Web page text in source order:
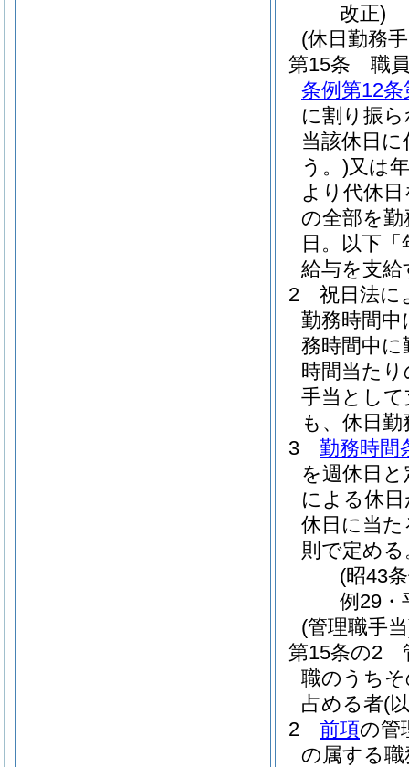
改正)
(休日勤務
第15条
職
条例第12条
に割り振
当該休日
う。)又は
より代休
の全部を
日。以下
給与を支給
2
祝日法に
勤務時間
務時間中
時間当た
手当とし
も、休日
3
勤務時間
を週休日
による休
休日に当
則で定める
(昭43
例29・
(管理職手
第15条の2
職のうち
占める者(
2
前項の管
の属する